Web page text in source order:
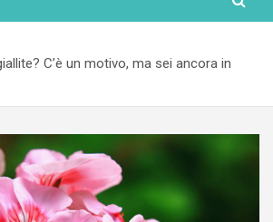
C’è un motivo, ma sei ancora in